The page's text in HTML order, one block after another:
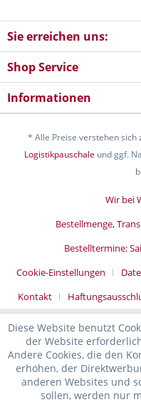
Sie erreichen uns:
Shop Service
Informationen
* Alle Preise verstehen
Logistikpauschale und ggf.
Wir bei
Bestellmenge,
Bestelltermine:
Cookie-Einstellungen
Kontakt
Diese Website benutzt
der Website
Andere Cookies, die den
erhöhen, der
anderen Websites und
sollen, werden nur